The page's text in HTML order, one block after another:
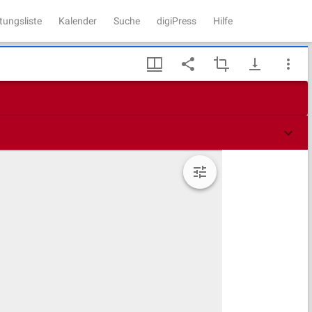
Kalender Suche digiPress Hilfe